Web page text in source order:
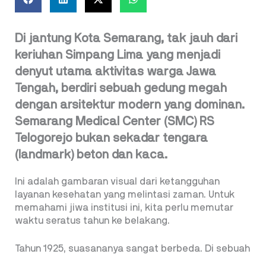
Di jantung Kota Semarang, tak jauh dari
keriuhan Simpang Lima yang menjadi
denyut utama aktivitas warga Jawa
Tengah, berdiri sebuah gedung megah
dengan arsitektur modern yang dominan.
Semarang Medical Center (SMC) RS
Telogorejo bukan sekadar tengara
(landmark) beton dan kaca.
Ini adalah gambaran visual dari ketangguhan
layanan kesehatan yang melintasi zaman. Untuk
memahami jiwa institusi ini, kita perlu memutar
waktu seratus tahun ke belakang.
Tahun 1925, suasananya sangat berbeda. Di sebuah